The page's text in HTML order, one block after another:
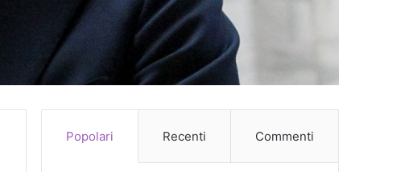
Popolari Recenti Commenti